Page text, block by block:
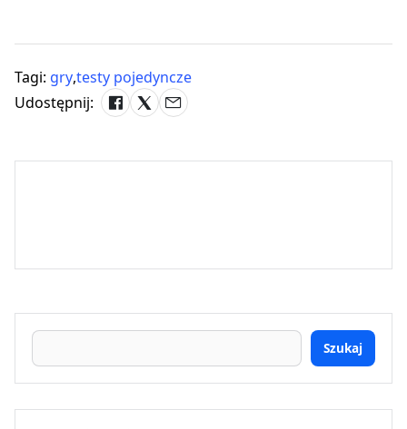
Tagi: gry,testy pojedyncze
Udostępnij:
Szukaj